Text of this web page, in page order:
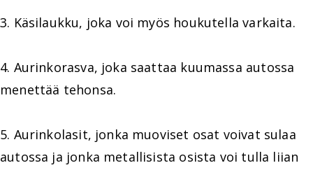
3. Käsilaukku, joka voi myös houkutella varkaita.
4. Aurinkorasva, joka saattaa kuumassa autossa
menettää tehonsa.
5. Aurinkolasit, jonka muoviset osat voivat sulaa
autossa ja jonka metallisista osista voi tulla liian